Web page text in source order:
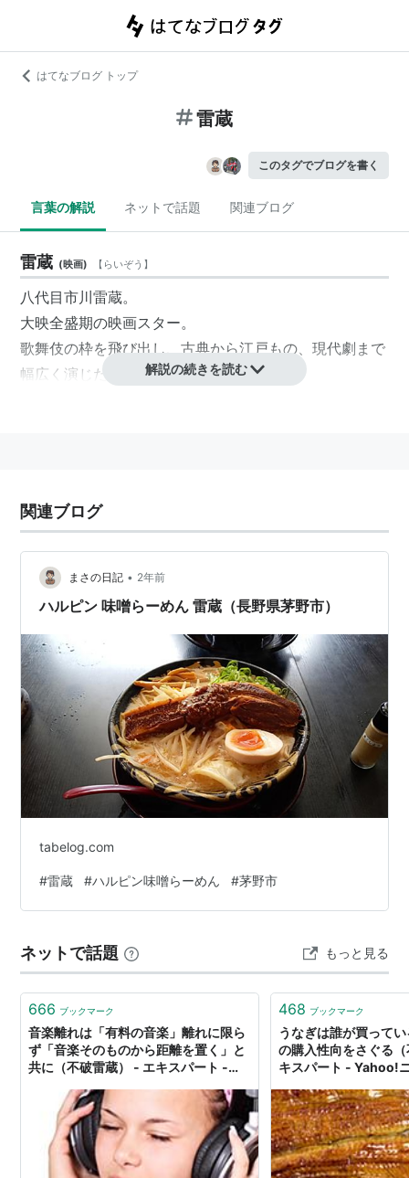
はてなブログ トップ
雷蔵
このタグでブログを書く
言葉の解説 ネットで話題 関連ブログ
雷蔵 (映画) 【 らいぞう 】
八代目市川雷蔵。
大映全盛期の映画スター。
歌舞伎の枠を飛び出し、古典から江戸もの、現代劇まで
幅広く演じた。
解説の続きを読む
関連ブログ
まさの日記 • 2年前
ハルピン 味噌らーめん 雷蔵（長野県茅野市）
tabelog.com
#雷蔵 #ハルピン味噌らーめん #茅野市
ネットで話題 もっと見る
666 ブックマーク
音楽離れは「有料の音楽」離れに限ら
ず「音楽そのものから距離を置く」と
共に（不破雷蔵） - エキスパート -
468 ブックマーク
うなぎは誰が買って
の購入性向をさぐる
キスパート - Yahoo!